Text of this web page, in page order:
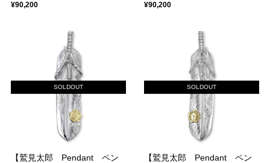
¥90,200 ¥90,200
SOLDOUT
【鷲見太郎 Pendant ペン
SOLDOUT
【鷲見太郎 Pendant ペン